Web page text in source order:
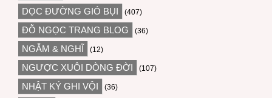
DỌC ĐƯỜNG GIÓ BỤI (407)
ĐỖ NGỌC TRANG BLOG (36)
NGẪM & NGHĨ (12)
NGƯỢC XUÔI DÒNG ĐỜI (107)
NHẬT KÝ GHI VỘI (36)